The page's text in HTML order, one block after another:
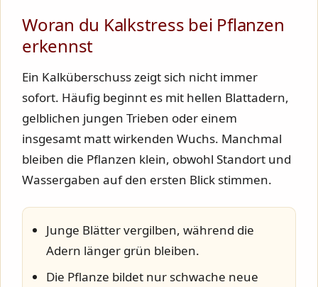
Woran du Kalkstress bei Pflanzen
erkennst
Ein Kalküberschuss zeigt sich nicht immer
sofort. Häufig beginnt es mit hellen Blattadern,
gelblichen jungen Trieben oder einem
insgesamt matt wirkenden Wuchs. Manchmal
bleiben die Pflanzen klein, obwohl Standort und
Wassergaben auf den ersten Blick stimmen.
Junge Blätter vergilben, während die
Adern länger grün bleiben.
Die Pflanze bildet nur schwache neue